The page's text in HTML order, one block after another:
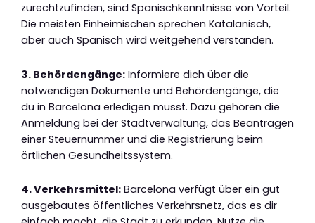
zurechtzufinden, sind Spanischkenntnisse von Vorteil.
Die meisten Einheimischen sprechen Katalanisch,
aber auch Spanisch wird weitgehend verstanden.
3. Behördengänge: Informiere dich über die
notwendigen Dokumente und Behördengänge, die
du in Barcelona erledigen musst. Dazu gehören die
Anmeldung bei der Stadtverwaltung, das Beantragen
einer Steuernummer und die Registrierung beim
örtlichen Gesundheitssystem.
4. Verkehrsmittel: Barcelona verfügt über ein gut
ausgebautes öffentliches Verkehrsnetz, das es dir